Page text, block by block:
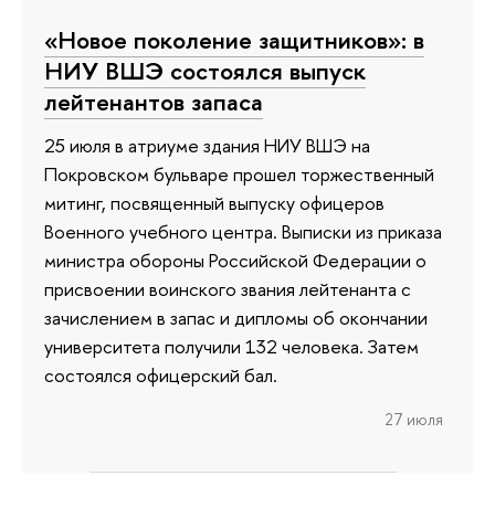
«Новое поколение защитников»: в
НИУ ВШЭ состоялся выпуск
лейтенантов запаса
25 июля в атриуме здания НИУ ВШЭ на
Покровском бульваре прошел торжественный
митинг, посвященный выпуску офицеров
Военного учебного центра. Выписки из приказа
министра обороны Российской Федерации о
присвоении воинского звания лейтенанта с
зачислением в запас и дипломы об окончании
университета получили 132 человека. Затем
состоялся офицерский бал.
27 июля